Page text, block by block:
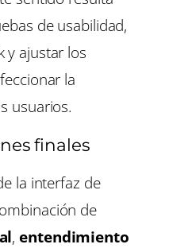
de usabilidad,
y ajustar los
la
usuarios.
finales
la interfaz de
de
, entendimiento